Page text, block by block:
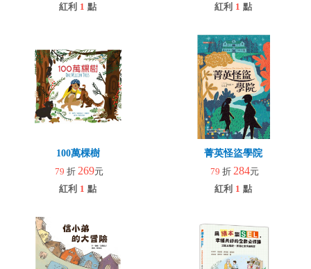
紅利 1 點
紅利 1 點
100萬棵樹
79 折 269元
紅利 1 點
菁英怪盜學院
79 折 284元
紅利 1 點